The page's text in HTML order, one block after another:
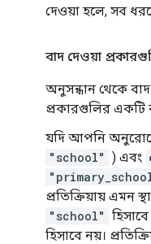
দেওয়া হলে, সব
বাদ দেওয়া
অনুসন্ধান থেকে
প্রকারগুলির একটি
যদি আপনি
"school" ) এবং
প্রতিক্রিয়ায় এমন
"school" হিসাবে
হিসাবে নয়।